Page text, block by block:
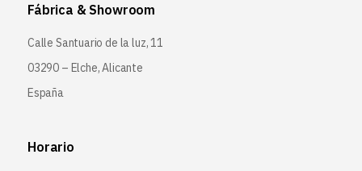
Fábrica & Showroom
Calle Santuario de la luz, 11
03290 – Elche, Alicante
España
Horario